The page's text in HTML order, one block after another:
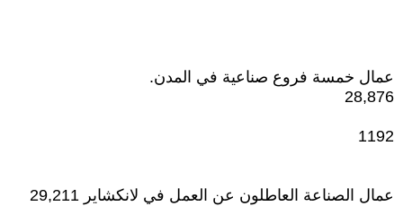
عمال خمسة فروع صناعية في المدن.
28,876
1192
عمال الصناعة العاطلون عن العمل في لانكشاير 29,211